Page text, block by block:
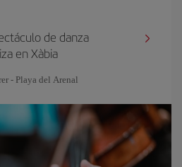
de danza
en Xàbia
- Playa del Arenal